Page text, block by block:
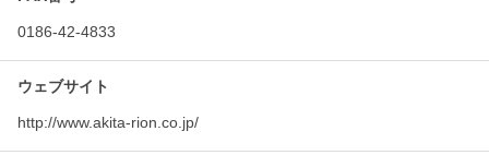
0186-42-4833
ウェブサイト
http://www.akita-rion.co.jp/